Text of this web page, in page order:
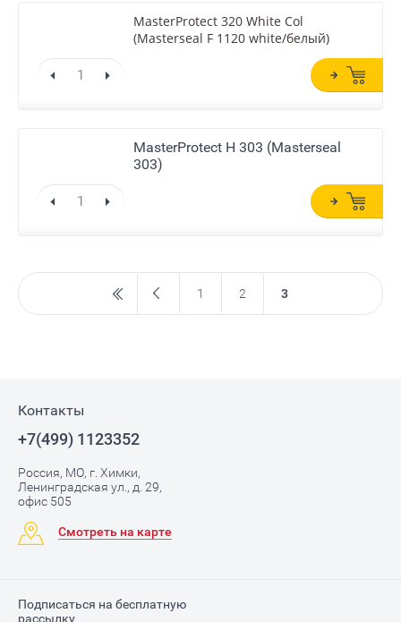
MasterProtect 320 White Col
(Masterseal F 1120 white/белый)
MasterProtect H 303 (Masterseal
303)
1 2 3
Контакты
+7(499) 1123352
Россия, МО, г. Химки,
Ленинградская ул., д. 29,
офис 505
Смотреть на карте
Подписаться на бесплатную
рассылку